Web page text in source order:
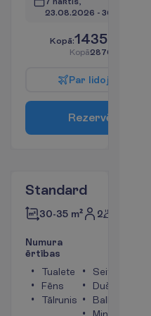
23.08.2026 - 30.08.2026
Kopā:1435.00
Kopā2870.00
Par lidoj
Rezervē
Standard
30-35 m² 2
Numura
ērtības
Tualete
Fēns
Tālrunis
Seifs
Duša
Balkons
Mini bārs